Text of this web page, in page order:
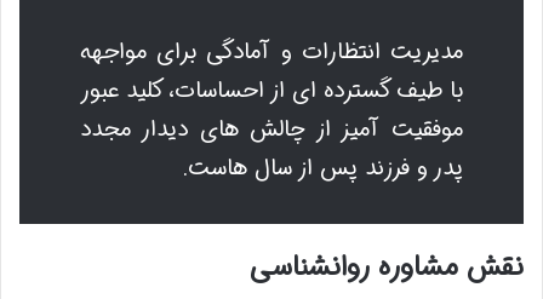
مدیریت انتظارات و آمادگی برای مواجهه
با طیف گسترده ای از احساسات، کلید عبور
موفقیت آمیز از چالش های دیدار مجدد
پدر و فرزند پس از سال هاست.
نقش مشاوره روانشناسی